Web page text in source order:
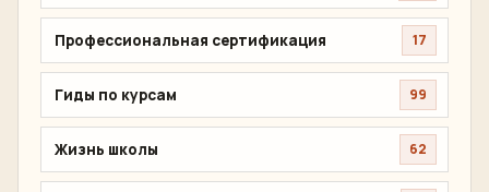
Профессиональная сертификация 17
Гиды по курсам 99
Жизнь школы 62